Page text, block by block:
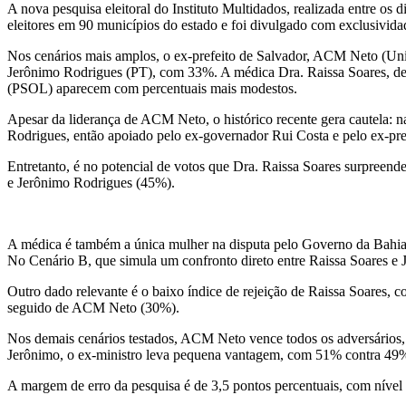
A nova pesquisa eleitoral do Instituto Multidados, realizada entre os
eleitores em 90 municípios do estado e foi divulgado com
Nos cenários mais amplos, o ex-prefeito de Salvador, ACM Neto
Jerônimo Rodrigues (PT), com 33%. A médica Dra. Raissa Soares,
(PSOL) aparecem com percentuais mais modestos.
Apesar da liderança de ACM Neto, o histórico recente gera cautela:
Rodrigues, então apoiado pelo ex-governador Rui Costa e pelo ex-
Entretanto, é no potencial de votos que Dra. Raissa Soares
e Jerônimo Rodrigues (45%).
A médica é também a única mulher na disputa pelo Governo da
No Cenário B, que simula um confronto direto entre Raissa Soares
Outro dado relevante é o baixo índice de rejeição de Raissa Soares,
seguido de ACM Neto (30%).
Nos demais cenários testados, ACM Neto vence todos os
Jerônimo, o ex-ministro leva pequena vantagem, com 51% contra
A margem de erro da pesquisa é de 3,5 pontos percentuais, com